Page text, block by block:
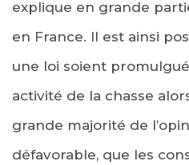
explique en grande
en France. Il est ainsi
une loi soient
activité de la chasse
grande majorité de
défavorable, que les